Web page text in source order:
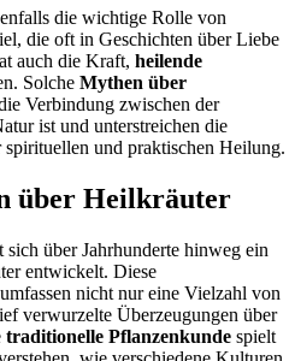
die wichtige Rolle von
die oft in Geschichten über Liebe
auch die Kraft, heilende
Solche Mythen über
Verbindung zwischen der
ist und unterstreichen die
und praktischen Heilung.
über Heilkräuter
über Jahrhunderte hinweg ein
entwickelt. Diese
umfassen nicht nur eine Vielzahl von
verwurzelte Überzeugungen über
traditionelle Pflanzenkunde spielt